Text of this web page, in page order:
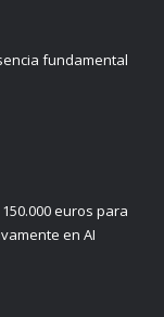
fundamental
euros para
en AI